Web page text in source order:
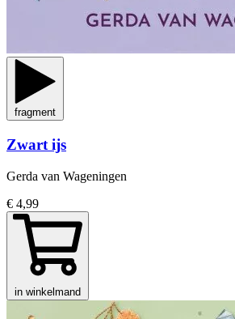
fragment
Zwart ijs
Gerda van Wageningen
€ 4,99
in winkelmand